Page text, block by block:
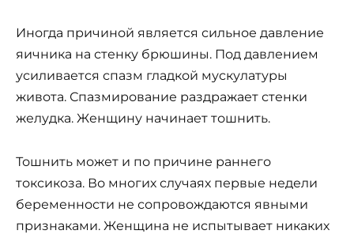
Иногда причиной является сильное давление
яичника на стенку брюшины. Под давлением
усиливается спазм гладкой мускулатуры
живота. Спазмирование раздражает стенки
желудка. Женщину начинает тошнить.
Тошнить может и по причине раннего
токсикоза. Во многих случаях первые недели
беременности не сопровождаются явными
признаками. Женщина не испытывает никаких